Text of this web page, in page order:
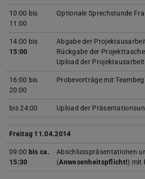
10:00 bis
11:00
Optionale Sprechstunde
14:00 bis
15:00
Abgabe der
Rückgabe der
Upload der
16:00 bis
20:00
Probevorträge mit
bis 24:00 Upload der
Freitag 11.04.2014
09:00 bis ca.
15:30
Abschlusspräsentationen
(Anwesenheitspflicht!) mit